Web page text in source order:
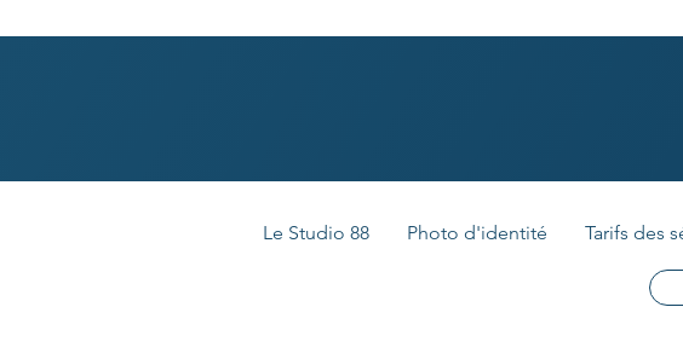
Le Studio 88 Photo d'identité Tarifs des